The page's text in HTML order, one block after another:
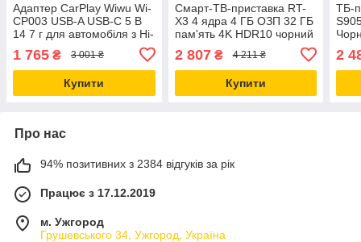
Адаптер CarPlay Wiwu Wi-
CP003 USB-A USB-C 5 В
14 7 г для автомобіля з Hi-
голосовим помічником
1 765 ₴ 3 001 ₴
Купити
Смарт-ТВ-приставка RT-
X3 4 ядра 4 ГБ ОЗП 32 ГБ
пам'ять 4K HDR10 чорний
2 807₴ 4 211 ₴
Купити
ТБ-
2
Про нас
94% позитивних з 2384 відгуків за рік
Працює з 17.12.2019
м. Ужгород
Грушевського 34, Ужгород, Україна